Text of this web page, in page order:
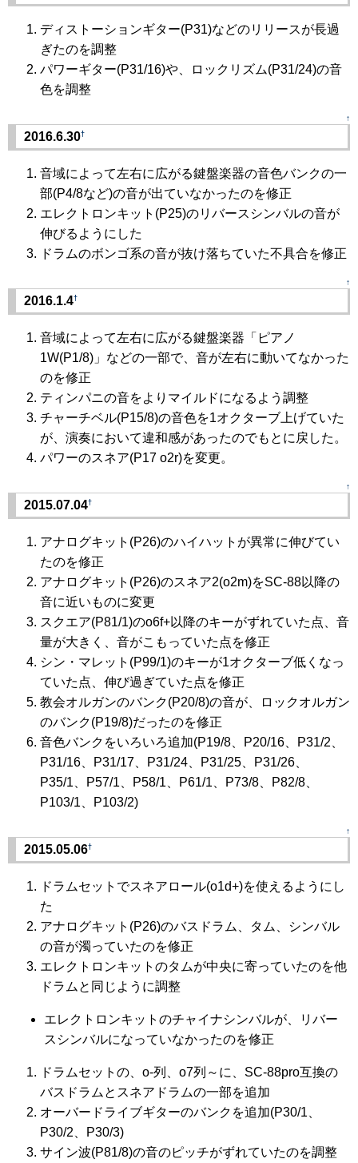
ディストーションギター(P31)などのリリースが長過
ぎたのを調整
パワーギター(P31/16)や、ロックリズム(P31/24)の音
色を調整
↑
2016.6.30†
音域によって左右に広がる鍵盤楽器の音色バンクの一
部(P4/8など)の音が出ていなかったのを修正
エレクトロンキット(P25)のリバースシンバルの音が
伸びるようにした
ドラムのボンゴ系の音が抜け落ちていた不具合を修正
↑
2016.1.4†
音域によって左右に広がる鍵盤楽器「ピアノ
1W(P1/8)」などの一部で、音が左右に動いてなかった
のを修正
ティンパニの音をよりマイルドになるよう調整
チャーチベル(P15/8)の音色を1オクターブ上げていた
が、演奏において違和感があったのでもとに戻した。
パワーのスネア(P17 o2r)を変更。
↑
2015.07.04†
アナログキット(P26)のハイハットが異常に伸びてい
たのを修正
アナログキット(P26)のスネア2(o2m)をSC-88以降の
音に近いものに変更
スクエア(P81/1)のo6f+以降のキーがずれていた点、音
量が大きく、音がこもっていた点を修正
シン・マレット(P99/1)のキーが1オクターブ低くなっ
ていた点、伸び過ぎていた点を修正
教会オルガンのバンク(P20/8)の音が、ロックオルガン
のバンク(P19/8)だったのを修正
音色バンクをいろいろ追加(P19/8、P20/16、P31/2、
P31/16、P31/17、P31/24、P31/25、P31/26、
P35/1、P57/1、P58/1、P61/1、P73/8、P82/8、
P103/1、P103/2)
↑
2015.05.06†
ドラムセットでスネアロール(o1d+)を使えるようにし
た
アナログキット(P26)のバスドラム、タム、シンバル
の音が濁っていたのを修正
エレクトロンキットのタムが中央に寄っていたのを他
ドラムと同じように調整
エレクトロンキットのチャイナシンバルが、リバー
スシンバルになっていなかったのを修正
ドラムセットの、o-列、o7列～に、SC-88pro互換の
バスドラムとスネアドラムの一部を追加
オーバードライブギターのバンクを追加(P30/1、
P30/2、P30/3)
サイン波(P81/8)の音のピッチがずれていたのを調整